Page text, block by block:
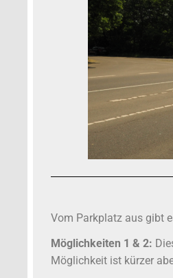
Vom Parkplatz aus gibt
Möglichkeiten 1 & 2:
Möglichkeit ist kürzer